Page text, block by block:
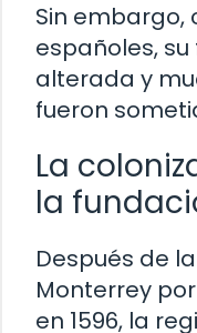
Sin embargo,
españoles,
alterada y
fueron
La
la
Después de
Monterrey
en 1596, la